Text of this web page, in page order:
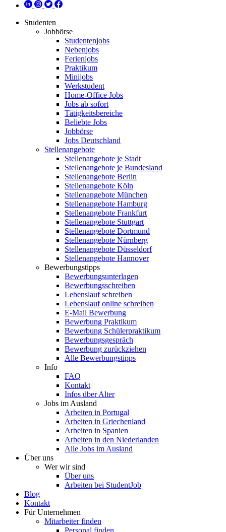
Studenten
Jobbörse
Studentenjobs
Nebenjobs
Ferienjobs
Praktikum
Minijobs
Werkstudent
Home-Office Jobs
Jobs ab sofort
Tätigkeitsbereiche
Beliebte Jobs
Jobbörse
Jobs Deutschland
Stellenangebote
Stellenangebote je Stadt
Stellenangebote je Bundesland
Stellenangebote Berlin
Stellenangebote Köln
Stellenangebote München
Stellenangebote Hamburg
Stellenangebote Frankfurt
Stellenangebote Stuttgart
Stellenangebote Dortmund
Stellenangebote Nürnberg
Stellenangebote Düsseldorf
Stellenangebote Hannover
Bewerbungstipps
Bewerbungsunterlagen
Bewerbungsschreiben
Lebenslauf schreiben
Lebenslauf online schreiben
E-Mail Bewerbung
Bewerbung Praktikum
Bewerbung Schülerpraktikum
Bewerbungsgespräch
Bewerbung zurückziehen
Alle Bewerbungstipps
Info
FAQ
Kontakt
Infos über Alter
Jobs im Ausland
Arbeiten in Portugal
Arbeiten in Griechenland
Arbeiten in Spanien
Arbeiten in den Niederlanden
Alle Jobs im Ausland
Über uns
Wer wir sind
Über uns
Arbeiten bei StudentJob
Blog
Kontakt
Für Unternehmen
Mitarbeiter finden
Personal finden